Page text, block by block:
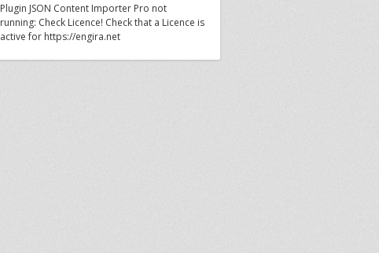
Plugin JSON Content Importer Pro not
running: Check Licence! Check that a Licence is
active for https://engira.net